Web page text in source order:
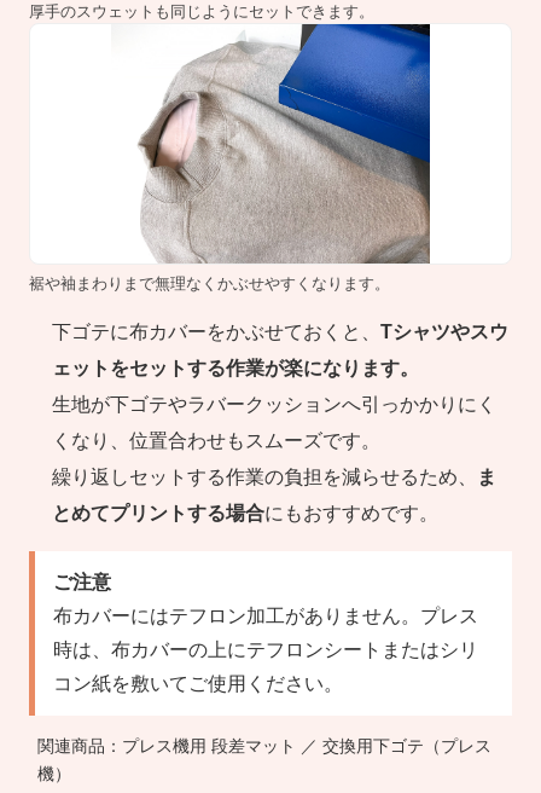
厚手のスウェットも同じようにセットできます。
裾や袖まわりまで無理なくかぶせやすくなります。
下ゴテに布カバーをかぶせておくと、Tシャツやスウ
ェットをセットする作業が楽になります。
生地が下ゴテやラバークッションへ引っかかりにく
くなり、位置合わせもスムーズです。
繰り返しセットする作業の負担を減らせるため、
ま
とめてプリントする場合にもおすすめです。
ご注意
布カバーにはテフロン加工がありません。プレス
時は、布カバーの上にテフロンシートまたはシリ
コン紙を敷いてご使用ください。
関連商品： プレス機用 段差マット ／ 交換用下ゴテ（プレス
機）